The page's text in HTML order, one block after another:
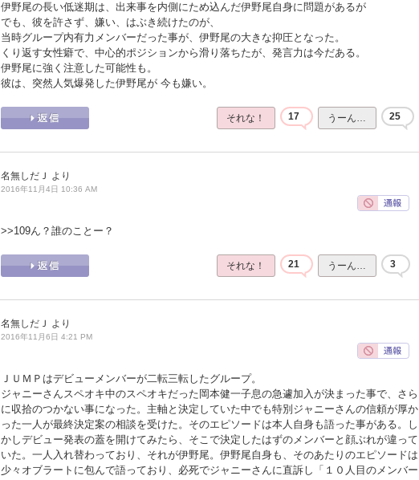
伊野尾の長い低迷期は、出来事を内側にため込んだ伊野尾自身に問題があるが
でも、彼を許さず、嫌い、はぶき続けたのが、
当時グループ内有力メンバーだった事が、伊野尾の大きな抑圧となった。
くり返す女性癖で、中心的ポジションから滑り落ちたが、発言力は今だある。
伊野尾に強く注意した可能性も。
彼は、突然人気爆発した伊野尾が 今も嫌い。
それな！ 17 うーん… 25
名無しだＪ より
2016年11月4日 10:36 AM
>>109ん？誰のことー？
それな！ 21 うーん… 3
名無しだＪ より
2016年11月6日 4:21 PM
ＪＵＭＰはデビューメンバーが二転三転したグループ。
ジャニーさんスペオキ中のスペオキだった岡本健一子息の急遽加入が決まった事で、さら
に収拾のつかない事になった。主軸と決定していた中でも特別ジャニーさんの信頼が厚か
った一人が最終決定案の相談を受けた。そのエピソードは本人自身も語った事がある。し
かしデビュー発表の蓋を開けてみたら、そこで決定したはずのメンバーと顔ぶれが違って
いた。一人入れ替わっており、それが伊野尾。伊野尾自身も、そのあたりのエピソードは
少々オブラートに包んで語っており、必死でジャニーさんに直訴し「１０人目のメンバー